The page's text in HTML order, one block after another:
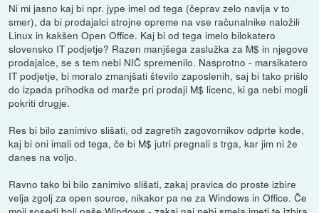
Ni mi jasno kaj bi npr. jype imel od tega (čeprav zelo navija v to
smer), da bi prodajalci strojne opreme na vse računalnike naložili
Linux in kakšen Open Office. Kaj bi od tega imelo bilokatero
slovensko IT podjetje? Razen manjšega zaslužka za M$ in njegove
prodajalce, se s tem nebi NIČ spremenilo. Nasprotno - marsikatero
IT podjetje, bi moralo zmanjšati število zaposlenih, saj bi tako prišlo
do izpada prihodka od marže pri prodaji M$ licenc, ki ga nebi mogli
pokriti drugje.
Res bi bilo zanimivo slišati, od zagretih zagovornikov odprte kode,
kaj bi oni imali od tega, če bi M$ jutri pregnali s trga, kar jim ni že
danes na voljo.
Ravno tako bi bilo zanimivo slišati, zakaj pravica do proste izbire
velja zgolj za open source, nikakor pa ne za Windows in Office. Če